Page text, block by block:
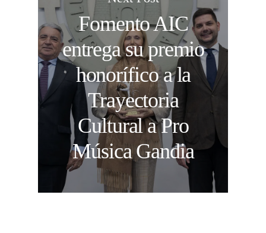
Fomento AIC
entrega su premio
honorífico a la
Trayectoria
Cultural a Pro
Música Gandia